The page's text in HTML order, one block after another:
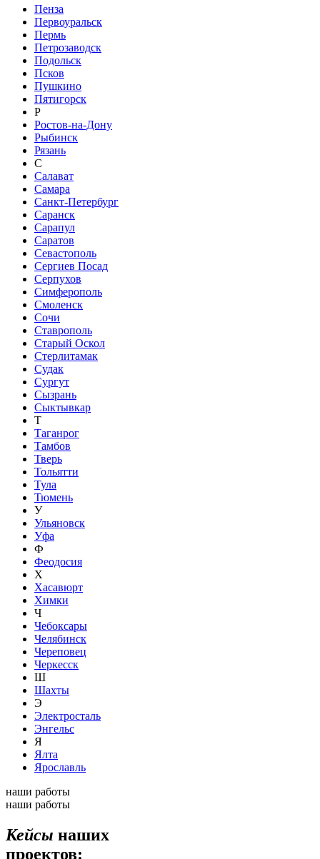
Пенза
Первоуральск
Пермь
Петрозаводск
Подольск
Псков
Пушкино
Пятигорск
Р
Ростов-на-Дону
Рыбинск
Рязань
С
Салават
Самара
Санкт-Петербург
Саранск
Сарапул
Саратов
Севастополь
Сергиев Посад
Серпухов
Симферополь
Смоленск
Сочи
Ставрополь
Старый Оскол
Стерлитамак
Судак
Сургут
Сызрань
Сыктывкар
Т
Таганрог
Тамбов
Тверь
Тольятти
Тула
Тюмень
У
Ульяновск
Уфа
Ф
Феодосия
Х
Хасавюрт
Химки
Ч
Чебоксары
Челябинск
Череповец
Черкесск
Ш
Шахты
Э
Электросталь
Энгельс
Я
Ялта
Ярославль
наши работы
наши работы
Кейсы наших
проектов: